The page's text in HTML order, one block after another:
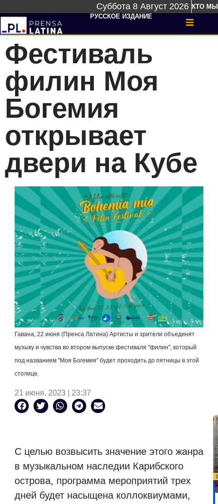
Суббота 8 Август 2026 КТО МЫ
РУССКОЕ ИЗДАНИЕ
Фестиваль
филин Моя
Богемия
открывает
двери на Кубе
Гавана, 22 июня (Пренса Латина) Артисты и зрители объединят
музыку и чувства во втором выпуске фестиваля "филин", который
под названием "Моя Богемия" будет проходить до пятницы в этой
столице.
21 июня, 2023 | 23:37
С целью возвысить значение этого жанра
в музыкальном наследии Карибского
острова, программа мероприятий трех
дней будет насыщена коллоквиумами,